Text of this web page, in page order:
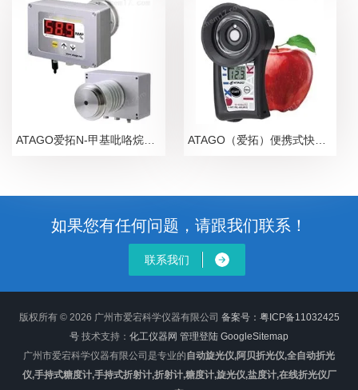
ATAGO（爱拓）便携式快速苹果无损糖度计
如果您有任何问题，请跟我们联系！
联系我们
版权所有 © 2026 广州市爱宕科学仪器有限公司 备案号：粤ICP备11032425
号 技术支持： 化工仪器网 管理登陆 GoogleSitemap
广州市爱宕科学仪器有限公司是专业的自动旋光仪,阿贝折光仪,全自动折光
仪,手持式糖度计,手持式折射计,折射计,糖度计,旋光仪,盐度计,在线折光仪厂